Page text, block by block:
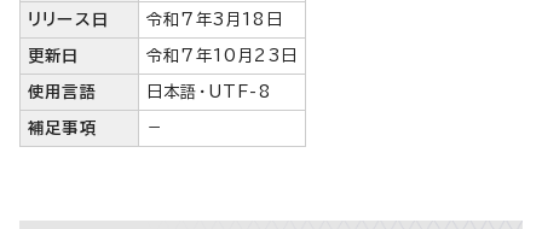
リリース日 令和7年3月18日
更新日 令和7年10月23日
使用言語 日本語・UTF-8
補足事項 －